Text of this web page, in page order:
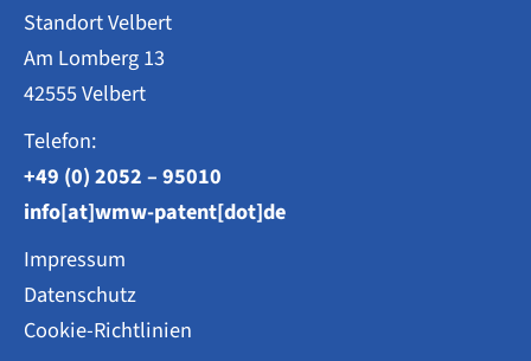
Standort Velbert
Am Lomberg 13
42555 Velbert
Telefon:
+49 (0) 2052 – 95010
info[at]wmw-patent[dot]de
Impressum
Datenschutz
Cookie-Richtlinien